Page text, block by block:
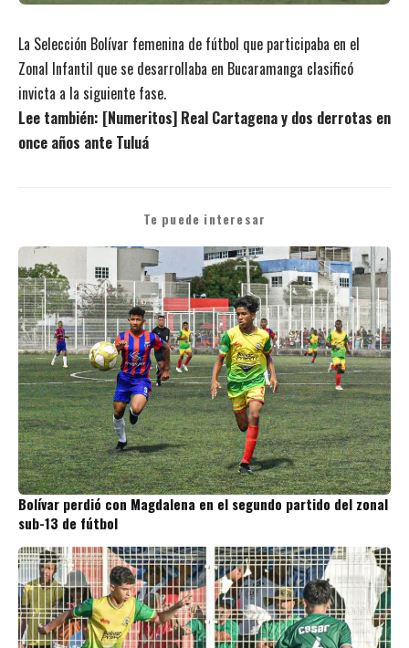
La Selección Bolívar femenina de fútbol que participaba en el
Zonal Infantil que se desarrollaba en Bucaramanga clasificó
invicta a la siguiente fase.
Lee también: [Numeritos] Real Cartagena y dos derrotas en
once años ante Tuluá
Te puede interesar
Bolívar perdió con Magdalena en el segundo partido del zonal
sub-13 de fútbol